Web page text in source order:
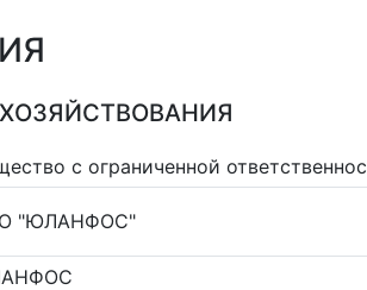
с ограниченной
"ЮЛАНФОС"